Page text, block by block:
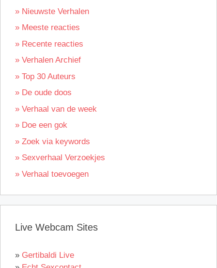
» Nieuwste Verhalen
» Meeste reacties
» Recente reacties
» Verhalen Archief
» Top 30 Auteurs
» De oude doos
» Verhaal van de week
» Doe een gok
» Zoek via keywords
» Sexverhaal Verzoekjes
» Verhaal toevoegen
Live Webcam Sites
» Gertibaldi Live